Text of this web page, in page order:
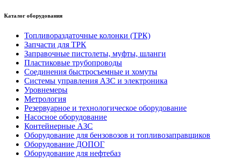
Каталог оборудования
Топливораздаточные колонки (ТРК)
Запчасти для ТРК
Заправочные пистолеты, муфты, шланги
Пластиковые трубопроводы
Соединения быстросъемные и хомуты
Системы управления АЗС и электроника
Уровнемеры
Метрология
Резервуарное и технологическое оборудование
Насосное оборудование
Контейнерные АЗС
Оборудование для бензовозов и топливозаправщиков
Оборудование ДОПОГ
Оборудование для нефтебаз